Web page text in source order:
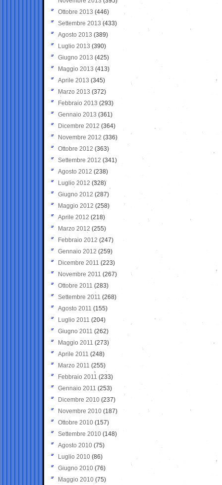
Ottobre 2013 (446)
Settembre 2013 (433)
Agosto 2013 (389)
Luglio 2013 (390)
Giugno 2013 (425)
Maggio 2013 (413)
Aprile 2013 (345)
Marzo 2013 (372)
Febbraio 2013 (293)
Gennaio 2013 (361)
Dicembre 2012 (364)
Novembre 2012 (336)
Ottobre 2012 (363)
Settembre 2012 (341)
Agosto 2012 (238)
Luglio 2012 (328)
Giugno 2012 (287)
Maggio 2012 (258)
Aprile 2012 (218)
Marzo 2012 (255)
Febbraio 2012 (247)
Gennaio 2012 (259)
Dicembre 2011 (223)
Novembre 2011 (267)
Ottobre 2011 (283)
Settembre 2011 (268)
Agosto 2011 (155)
Luglio 2011 (204)
Giugno 2011 (262)
Maggio 2011 (273)
Aprile 2011 (248)
Marzo 2011 (255)
Febbraio 2011 (233)
Gennaio 2011 (253)
Dicembre 2010 (237)
Novembre 2010 (187)
Ottobre 2010 (157)
Settembre 2010 (148)
Agosto 2010 (75)
Luglio 2010 (86)
Giugno 2010 (76)
Maggio 2010 (75)